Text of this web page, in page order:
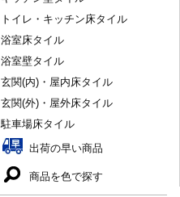
トイレ・キッチン床タイル
浴室床タイル
浴室壁タイル
玄関(内)・屋内床タイル
玄関(外)・屋外床タイル
駐車場床タイル
出荷の早い商品
商品を色で探す